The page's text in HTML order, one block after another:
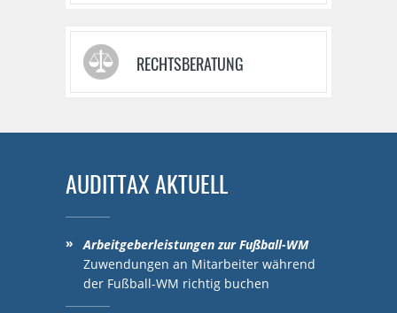
RECHTSBERATUNG
AUDITTAX AKTUELL
Arbeitgeberleistungen zur Fußball-WM
Zuwendungen an Mitarbeiter während
der Fußball-WM richtig buchen